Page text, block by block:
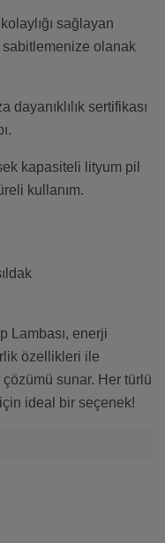
sağlayan
sabitlemenize olanak
dayanıklılık sertifikası
kapasiteli lityum pil
kullanım.
Lambası, enerji
özellikleri ile
çözümü sunar. Her türlü
ideal bir seçenek!